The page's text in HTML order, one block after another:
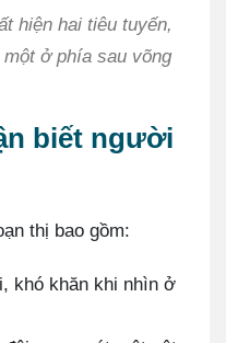
hiện hai tiêu tuyến,
ở phía sau võng
biết người
thị bao gồm:
khó khăn khi nhìn ở